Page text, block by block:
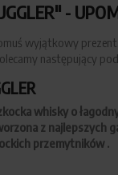
-
wyjątkowy
następujący
whisky o
z najlepszych
przemytników .